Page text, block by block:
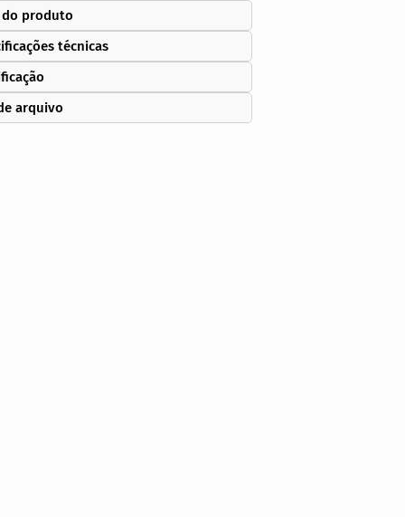
do produto
técnicas
arquivo